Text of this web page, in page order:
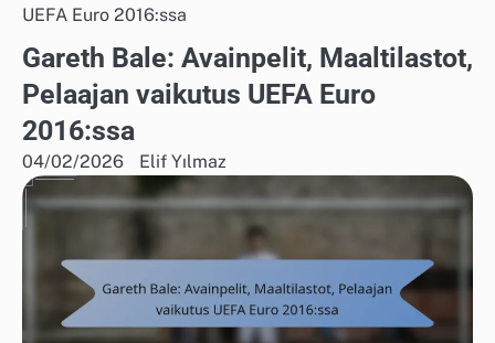
UEFA Euro 2016:ssa
Gareth Bale: Avainpelit, Maaltilastot,
Pelaajan vaikutus UEFA Euro
2016:ssa
04/02/2026 Elif Yılmaz